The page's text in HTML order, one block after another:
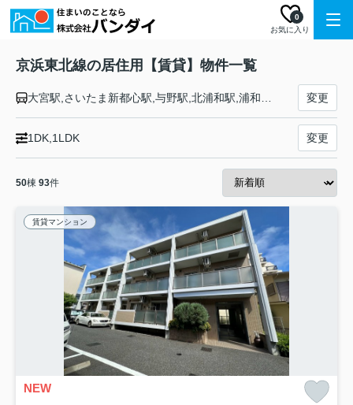
お気に入り
0
京浜東北線の居住用【賃貸】物件一覧
変更
1DK,1LDK 変更
50棟 93件
賃貸マンション
NEW